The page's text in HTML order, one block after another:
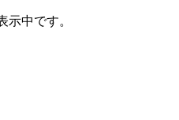
示中です。